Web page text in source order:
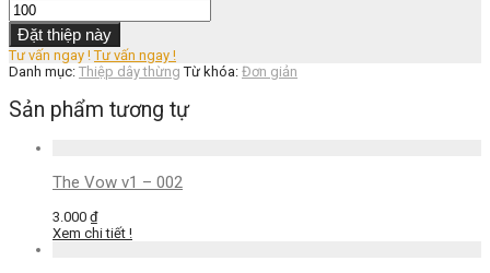
Đặt thiệp này
Tư vấn ngay ! Tư vấn ngay !
Danh mục: Thiệp dây thừng Từ khóa: Đơn giản
Sản phẩm tương tự
The Vow v1 – 002
3.000 ₫
Xem chi tiết !